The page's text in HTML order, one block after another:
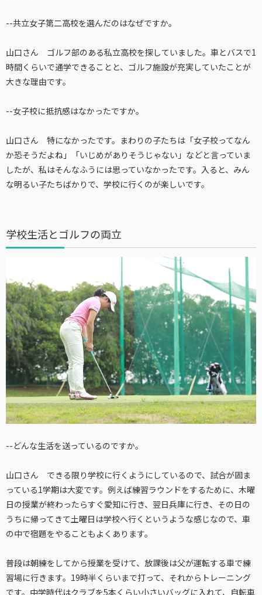
--共立女子第二高校を選んだのはなぜですか。
山口さん ゴルフ部のある私立高校を探していました。車とバスで1
時間くらいで通学できることと、ゴルフ施設が充実していたことが
大きな理由です。
--女子校に抵抗感はなかったですか。
山口さん 特になかったです。まわりの子たちは「女子校ってなん
か恐そうだよね」「いじめがありそうじゃない」などと言っていま
したが、私はそんなふうには思っていなかったです。入ると、みん
な明るい子たちばかりで、学校に行くのが楽しいです。
学校生活とゴルフの両立
--どんな生活を送っているのですか。
山口さん できる限り学校に行くようにしているので、試合が固ま
っている1学期は大変です。例えば練習ラウンドをするために、木曜
日の授業が終わったらすぐ愛知に行き、翌日兵庫に行き、その日の
うちに帰ってきて土曜日は学校へ行くというような感じなので、車
の中で宿題をやることもよくあります。
普段は朝練をしてから授業を受けて、放課後は父が運転する車で練
習場に行きます。19時半くらいまで打って、それからトレーニング
です。中学時代はクラブを5本くらい小さいバッグに入れて、自転車